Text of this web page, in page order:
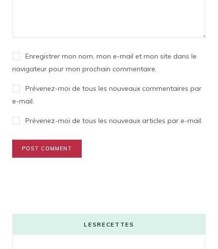
Enregistrer mon nom, mon e-mail et mon site dans le
navigateur pour mon prochain commentaire.
Prévenez-moi de tous les nouveaux commentaires par
e-mail.
Prévenez-moi de tous les nouveaux articles par e-mail.
LESRECETTES